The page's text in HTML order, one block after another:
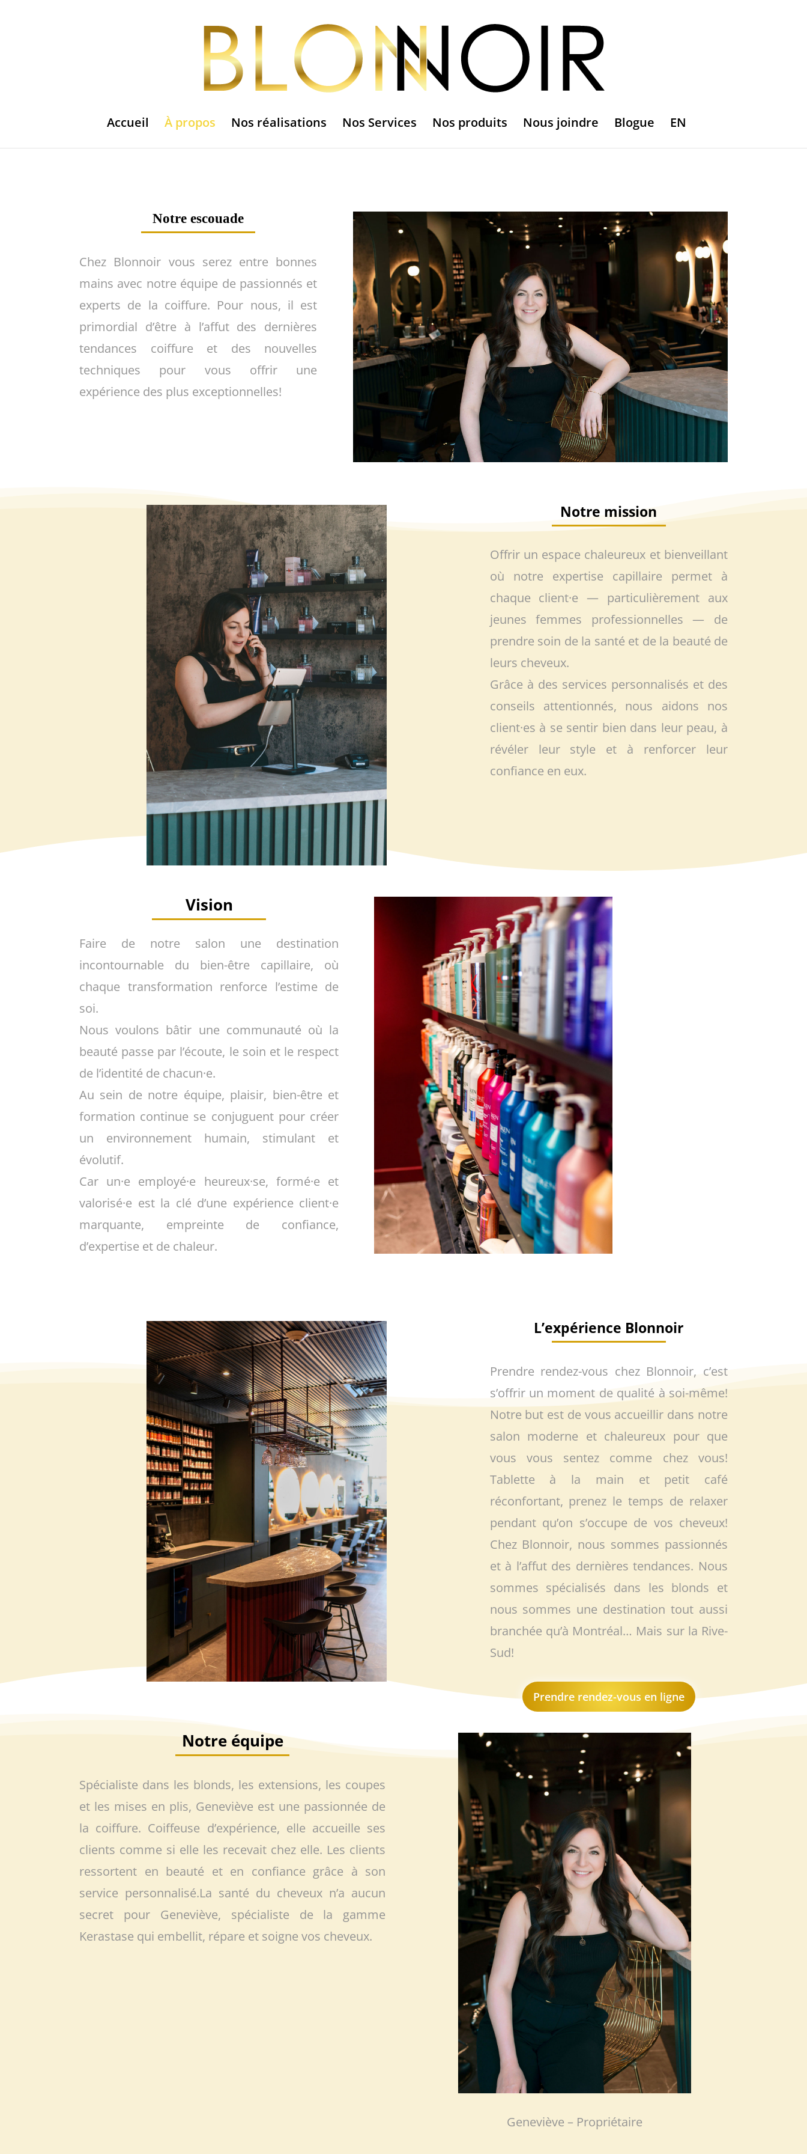
Accueil À propos Nos réalisations Nos Services Nos produits Nous joindre Blogue EN
Notre escouade
Chez Blonnoir vous serez entre bonnes
mains avec notre équipe de passionnés et
experts de la coiffure. Pour nous, il est
primordial d’être à l’affut des dernières
tendances coiffure et des nouvelles
techniques pour vous offrir une
expérience des plus exceptionnelles!
Notre mission
Offrir un espace chaleureux et bienveillant
où notre expertise capillaire permet à
chaque client·e — particulièrement aux
jeunes femmes professionnelles — de
prendre soin de la santé et de la beauté de
leurs cheveux.
Grâce à des services personnalisés et des
conseils attentionnés, nous aidons nos
client·es à se sentir bien dans leur peau, à
révéler leur style et à renforcer leur
confiance en eux.
Vision
Faire de notre salon une destination
incontournable du bien-être capillaire, où
chaque transformation renforce l’estime de
soi.
Nous voulons bâtir une communauté où la
beauté passe par l’écoute, le soin et le respect
de l’identité de chacun·e.
Au sein de notre équipe, plaisir, bien-être et
formation continue se conjuguent pour créer
un environnement humain, stimulant et
évolutif.
Car un·e employé·e heureux·se, formé·e et
valorisé·e est la clé d’une expérience client·e
marquante, empreinte de confiance,
d’expertise et de chaleur.
L’expérience Blonnoir
Prendre rendez-vous chez Blonnoir, c’est
s’offrir un moment de qualité à soi-même!
Notre but est de vous accueillir dans notre
salon moderne et chaleureux pour que
vous vous sentez comme chez vous!
Tablette à la main et petit café
réconfortant, prenez le temps de relaxer
pendant qu’on s’occupe de vos cheveux!
Chez Blonnoir, nous sommes passionnés
et à l’affut des dernières tendances. Nous
sommes spécialisés dans les blonds et
nous sommes une destination tout aussi
branchée qu’à Montréal… Mais sur la Rive-
Sud!
Prendre rendez-vous en ligne
Notre équipe
Spécialiste dans les blonds, les extensions, les coupes
et les mises en plis, Geneviève est une passionnée de
la coiffure. Coiffeuse d’expérience, elle accueille ses
clients comme si elle les recevait chez elle. Les clients
ressortent en beauté et en confiance grâce à son
service personnalisé.La santé du cheveux n’a aucun
secret pour Geneviève, spécialiste de la gamme
Kerastase qui embellit, répare et soigne vos cheveux.
Geneviève – Propriétaire